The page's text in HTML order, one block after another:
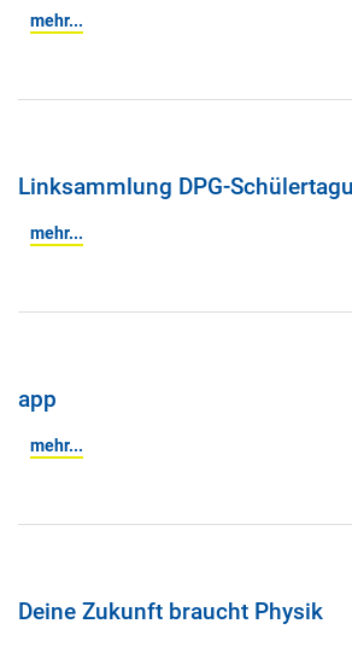
mehr...
Linksammlung DPG-
mehr...
app
mehr...
Deine Zukunft braucht Physik